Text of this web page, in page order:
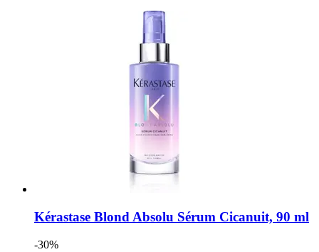
Kérastase Blond Absolu Sérum Cicanuit, 90 ml
-30%